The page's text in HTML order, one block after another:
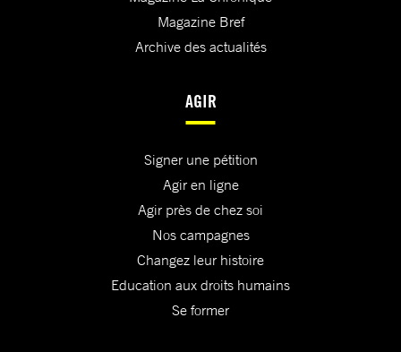
Magazine Bref
Archive des actualités
AGIR
Signer une pétition
Agir en ligne
Agir près de chez soi
Nos campagnes
Changez leur histoire
Education aux droits humains
Se former